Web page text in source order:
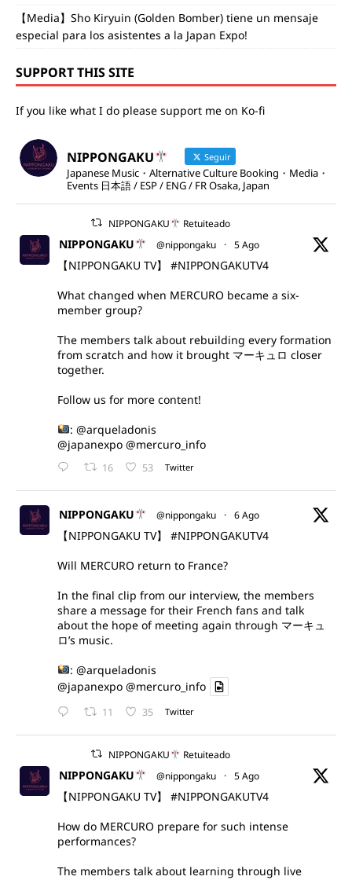
【Media】Sho Kiryuin (Golden Bomber) tiene un mensaje
especial para los asistentes a la Japan Expo!
SUPPORT THIS SITE
If you like what I do please support me on Ko-fi
NIPPONGAKU Seguir
Japanese Music・Alternative Culture Booking・Media・
Events 日本語 / ESP / ENG / FR Osaka, Japan
NIPPONGAKU Retuiteado
NIPPONGAKU @nippongaku · 5 Ago
【NIPPONGAKU TV】 #NIPPONGAKUTV4
What changed when MERCURO became a six-
member group?
The members talk about rebuilding every formation
from scratch and how it brought マーキュロ closer
together.
Follow us for more content!
: @arqueladonis
@japanexpo @mercuro_info
16 53 Twitter
NIPPONGAKU @nippongaku · 6 Ago
【NIPPONGAKU TV】 #NIPPONGAKUTV4
Will MERCURO return to France?
In the final clip from our interview, the members
share a message for their French fans and talk
about the hope of meeting again through マーキュ
ロ’s music.
: @arqueladonis
@japanexpo @mercuro_info
11 35 Twitter
NIPPONGAKU Retuiteado
NIPPONGAKU @nippongaku · 5 Ago
【NIPPONGAKU TV】 #NIPPONGAKUTV4
How do MERCURO prepare for such intense
performances?
The members talk about learning through live